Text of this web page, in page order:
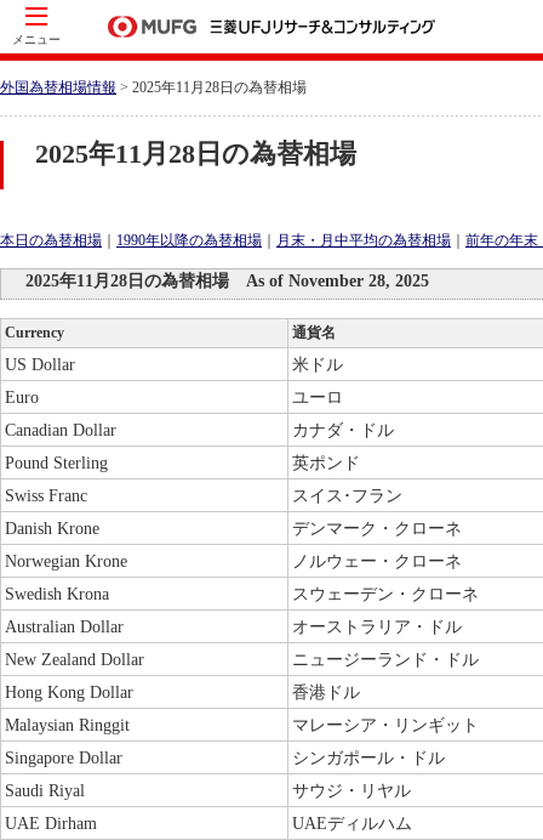
メニュー
外国為替相場情報 > 2025年11月28日の為替相場
2025年11月28日の為替相場
本日の為替相場 1990年以降の為替相場 月末・月中平均の為替相場 前年の年末
2025年11月28日の為替相場 As of November 28, 2025
Currency 通貨名
US Dollar
米ドル
Euro
ユーロ
Canadian Dollar
カナダ・ドル
Pound Sterling
英ポンド
Swiss Franc
スイス･フラン
Danish Krone
デンマーク・クローネ
Norwegian Krone
ノルウェー・クローネ
Swedish Krona
スウェーデン・クローネ
Australian Dollar
オーストラリア・ドル
New Zealand Dollar
ニュージーランド・ドル
Hong Kong Dollar
香港ドル
Malaysian Ringgit
マレーシア・リンギット
Singapore Dollar
シンガポール・ドル
Saudi Riyal
サウジ・リヤル
UAE Dirham
UAEディルハム